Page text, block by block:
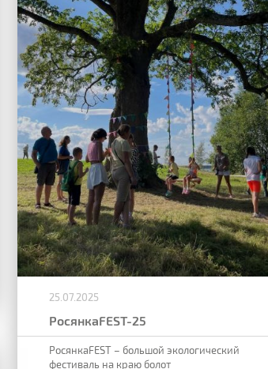
25.07.2025
РосянкаFEST-25
РосянкаFEST – большой экологический
фестиваль на краю болот